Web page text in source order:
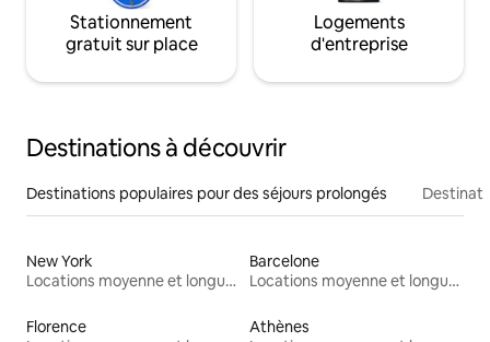
Stationnement
gratuit sur place
Logements
d'entreprise
Destinations à découvrir
Destinations populaires pour des séjours prolongés
New York
Locations moyenne et longue durée
Barcelone
Locations moyenne et longue durée
Florence
Athènes